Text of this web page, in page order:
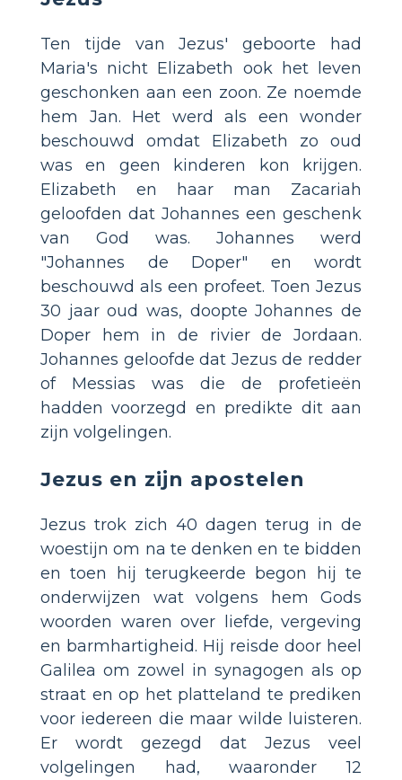
Ten tijde van Jezus' geboorte had
Maria's nicht Elizabeth ook het leven
geschonken aan een zoon. Ze noemde
hem Jan. Het werd als een wonder
beschouwd omdat Elizabeth zo oud
was en geen kinderen kon krijgen.
Elizabeth en haar man Zacariah
geloofden dat Johannes een geschenk
van God was. Johannes werd
"Johannes de Doper" en wordt
beschouwd als een profeet. Toen Jezus
30 jaar oud was, doopte Johannes de
Doper hem in de rivier de Jordaan.
Johannes geloofde dat Jezus de redder
of Messias was die de profetieën
hadden voorzegd en predikte dit aan
zijn volgelingen.
Jezus en zijn apostelen
Jezus trok zich 40 dagen terug in de
woestijn om na te denken en te bidden
en toen hij terugkeerde begon hij te
onderwijzen wat volgens hem Gods
woorden waren over liefde, vergeving
en barmhartigheid. Hij reisde door heel
Galilea om zowel in synagogen als op
straat en op het platteland te prediken
voor iedereen die maar wilde luisteren.
Er wordt gezegd dat Jezus veel
volgelingen had, waaronder 12